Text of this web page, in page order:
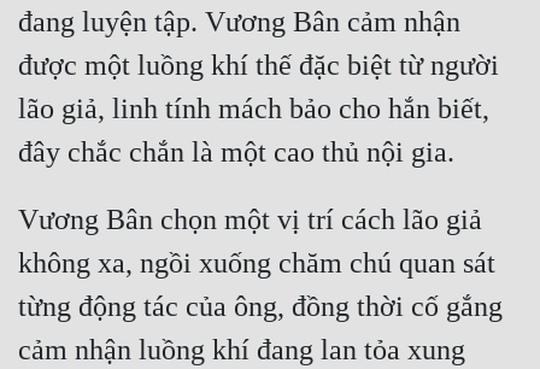
Huyền Nghi
Huyền Ảo
Hài Hước
Hệ Thống
Học Đường
Khoa Huyễn
Khoa Huyễn Không Gian
Kinh Dị
đang luyện tập. Vương Bân cảm nhận
được một luồng khí thế đặc biệt từ người
lão giả, linh tính mách bảo cho hắn biết,
Vương Bân chọn một vị trí cách lão giả
không xa, ngồi xuống chăm chú quan sát
từng động tác của ông, đồng thời cố gắng
cảm nhận luồng khí đang lan tỏa xung